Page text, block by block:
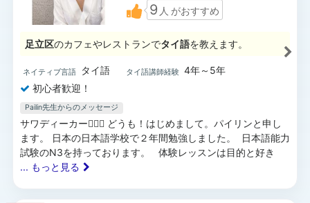
9 人 がおすすめ
足立区のカフェやレストランでタイ語を教えます。
ネイティブ言語 タイ語 タイ語講師経験 4年～5年
初心者歓迎！
Pailin先生からのメッセージ
サワディーカー🙇🏻‍♀️ どうも！はじめまして。パイリンと申し
ます。 日本の日本語学校で２年間勉強しました。 日本語能力
試験のN3を持っております。 体験レッスンは目的と好き
... もっと見る